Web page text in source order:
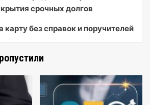
срочных долгов
без справок и поручителей